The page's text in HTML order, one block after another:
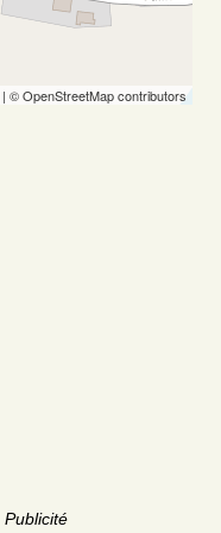
| © OpenStreetMap contributors
Publicité